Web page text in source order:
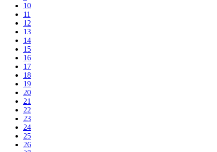
10
11
12
13
14
15
16
17
18
19
20
21
22
23
24
25
26